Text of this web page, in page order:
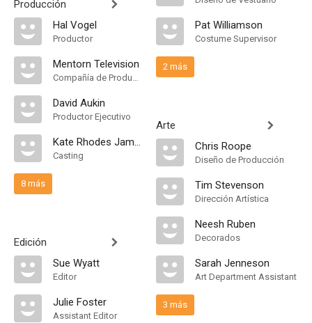
Producción
Hal Vogel
Productor
Mentorn Television
Compañía de Produccion
David Aukin
Productor Ejecutivo
Kate Rhodes James
Casting
8 más
Edición
Sue Wyatt
Editor
Julie Foster
Assistant Editor
Pat Williamson
Costume Supervisor
2 más
Arte
Chris Roope
Diseño de Producción
Tim Stevenson
Dirección Artística
Neesh Ruben
Decorados
Sarah Jenneson
Art Department Assistant
3 más